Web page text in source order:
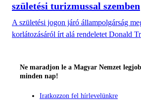
születési turizmussal szemben
A születési jogon járó állampolgárság
korlátozásáról írt alá rendeletet Donald
Ne maradjon le a Magyar Nemzet
minden nap!
Iratkozzon fel hírlevelünkre